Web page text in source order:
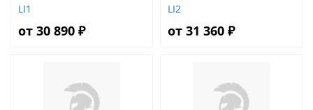
LI1
от 30 890 ₽
LI2
от 31 360 ₽